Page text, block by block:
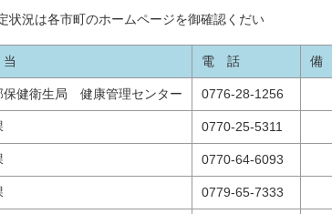
状況は各市町のホームページを御確認くだい
当 電 話
保健衛生局 健康管理センター 0776-28-1256
0770-25-5311
0770-64-6093
0779-65-7333